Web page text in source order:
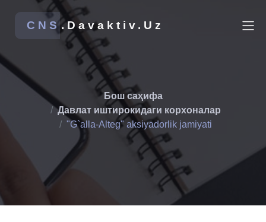
CNS.Davaktiv.Uz
Бош саҳифа
Давлат иштирокидаги корхоналар
"G`alla-Alteg" aksiyadorlik jamiyati